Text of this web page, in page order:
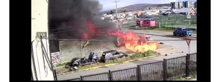
de información y comunicación (TICs) y gestión
de la energía en micro y pequeñas empresas de
destinos turísticos del sur del país.
“Como Federación estamos contentos de que
este importante programa se haya extendido un